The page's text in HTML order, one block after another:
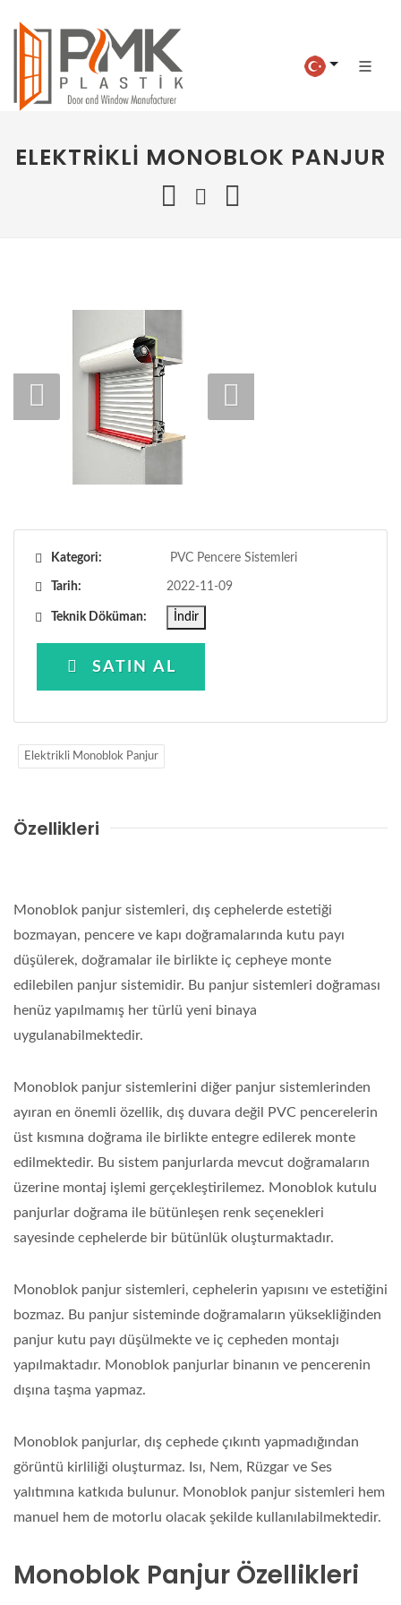
ELEKTRIKLI MONOBLOK PANJUR
Kategori: PVC Pencere Sistemleri
Tarih: 2022-11-09
Teknik Döküman: İndir
SATIN AL
Elektrikli Monoblok Panjur
Özellikleri
Monoblok panjur sistemleri, dış cephelerde estetiği
bozmayan, pencere ve kapı doğramalarında kutu payı
düşülerek, doğramalar ile birlikte iç cepheye monte
edilebilen panjur sistemidir. Bu panjur sistemleri doğraması
henüz yapılmamış her türlü yeni binaya
uygulanabilmektedir.
Monoblok panjur sistemlerini diğer panjur sistemlerinden
ayıran en önemli özellik, dış duvara değil PVC pencerelerin
üst kısmına doğrama ile birlikte entegre edilerek monte
edilmektedir. Bu sistem panjurlarda mevcut doğramaların
üzerine montaj işlemi gerçekleştirilemez. Monoblok kutulu
panjurlar doğrama ile bütünleşen renk seçenekleri
sayesinde cephelerde bir bütünlük oluşturmaktadır.
Monoblok panjur sistemleri, cephelerin yapısını ve estetiğini
bozmaz. Bu panjur sisteminde doğramaların yüksekliğinden
panjur kutu payı düşülmekte ve iç cepheden montajı
yapılmaktadır. Monoblok panjurlar binanın ve pencerenin
dışına taşma yapmaz.
Monoblok panjurlar, dış cephede çıkıntı yapmadığından
görüntü kirliliği oluşturmaz. Isı, Nem, Rüzgar ve Ses
yalıtımına katkıda bulunur. Monoblok panjur sistemleri hem
manuel hem de motorlu olacak şekilde kullanılabilmektedir.
Monoblok Panjur Özellikleri